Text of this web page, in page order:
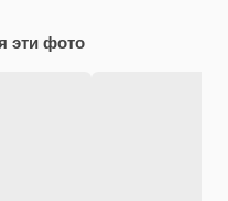
эти фото